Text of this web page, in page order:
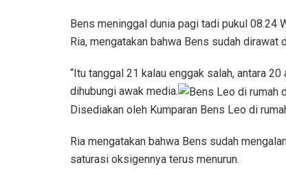
Bens meninggal dunia pagi tadi pukul 08.24
Ria, mengatakan bahwa Bens sudah
“Itu tanggal 21 kalau enggak salah, antara
dihubungi awak media.
Disediakan oleh Kumparan Bens Leo di
Ria mengatakan bahwa Bens sudah
saturasi oksigennya terus menurun.